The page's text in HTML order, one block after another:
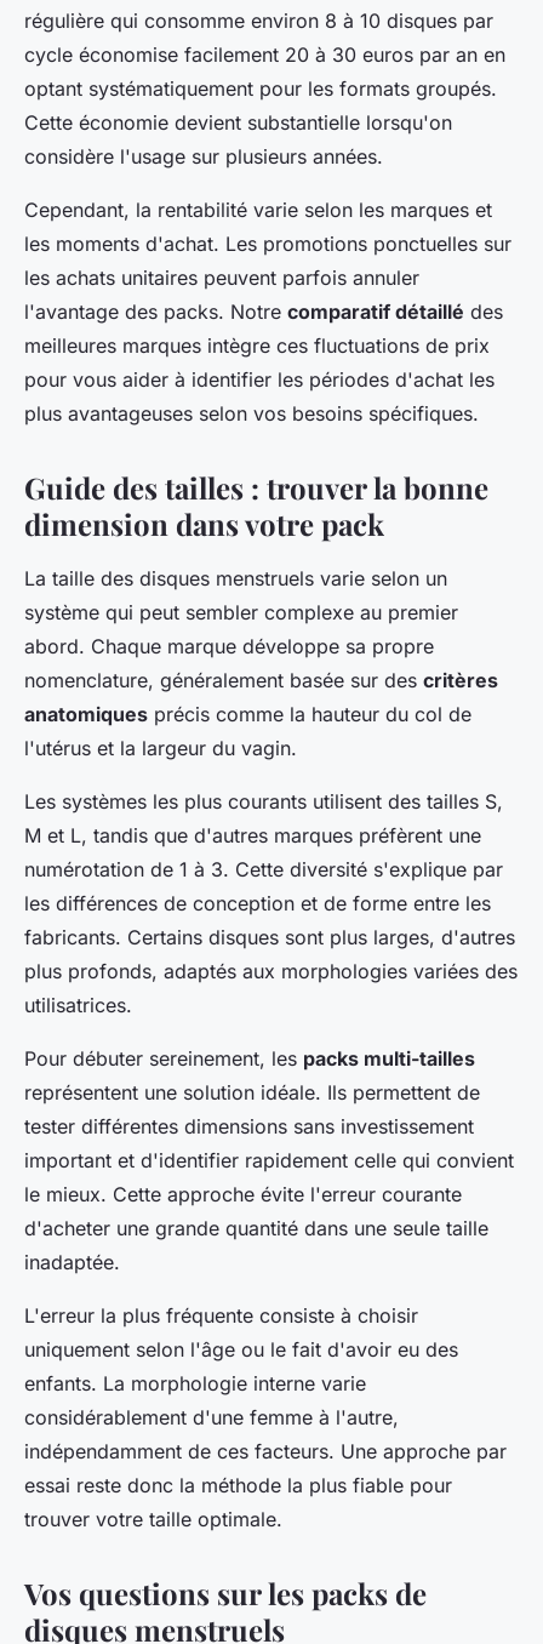
régulière qui consomme environ 8 à 10 disques par
cycle économise facilement 20 à 30 euros par an en
optant systématiquement pour les formats groupés.
Cette économie devient substantielle lorsqu'on
considère l'usage sur plusieurs années.
Cependant, la rentabilité varie selon les marques et
les moments d'achat. Les promotions ponctuelles sur
les achats unitaires peuvent parfois annuler
l'avantage des packs. Notre comparatif détaillé des
meilleures marques intègre ces fluctuations de prix
pour vous aider à identifier les périodes d'achat les
plus avantageuses selon vos besoins spécifiques.
Guide des tailles : trouver la bonne
dimension dans votre pack
La taille des disques menstruels varie selon un
système qui peut sembler complexe au premier
abord. Chaque marque développe sa propre
nomenclature, généralement basée sur des critères
anatomiques précis comme la hauteur du col de
l'utérus et la largeur du vagin.
Les systèmes les plus courants utilisent des tailles S,
M et L, tandis que d'autres marques préfèrent une
numérotation de 1 à 3. Cette diversité s'explique par
les différences de conception et de forme entre les
fabricants. Certains disques sont plus larges, d'autres
plus profonds, adaptés aux morphologies variées des
utilisatrices.
Pour débuter sereinement, les packs multi-tailles
représentent une solution idéale. Ils permettent de
tester différentes dimensions sans investissement
important et d'identifier rapidement celle qui convient
le mieux. Cette approche évite l'erreur courante
d'acheter une grande quantité dans une seule taille
inadaptée.
L'erreur la plus fréquente consiste à choisir
uniquement selon l'âge ou le fait d'avoir eu des
enfants. La morphologie interne varie
considérablement d'une femme à l'autre,
indépendamment de ces facteurs. Une approche par
essai reste donc la méthode la plus fiable pour
trouver votre taille optimale.
Vos questions sur les packs de
disques menstruels